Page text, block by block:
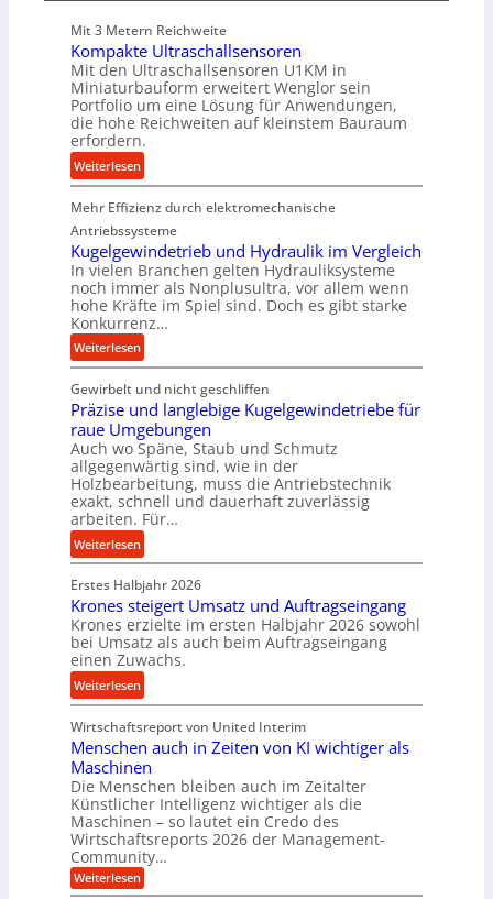
P
r
o
d
u
k
t
i
o
i
n
d
e
n
M
i
t
t
e
l
s
a
n
d
Mit 3 Metern Reichweite
Kompakte Ultraschallsensoren
Mit den Ultraschallsensoren U1KM in
Miniaturbauform erweitert Wenglor sein
Portfolio um eine Lösung für Anwendungen,
die hohe Reichweiten auf kleinstem Bauraum
erfordern.
Weiterlesen:
K
o
m
p
a
k
t
e
U
l
t
r
a
s
c
h
a
l
s
e
n
s
o
r
e
n
Mehr Effizienz durch elektromechanische
Antriebssysteme
Kugelgewindetrieb und Hydraulik im Vergleich
In vielen Branchen gelten Hydrauliksysteme
noch immer als Nonplusultra, vor allem wenn
hohe Kräfte im Spiel sind. Doch es gibt starke
Konkurrenz…
Weiterlesen:
K
u
g
e
l
g
e
w
i
n
d
e
t
r
i
b
u
n
d
H
y
d
r
a
u
Gewirbelt und nicht geschliffen
Präzise und langlebige Kugelgewindetriebe für
raue Umgebungen
Auch wo Späne, Staub und Schmutz
allgegenwärtig sind, wie in der
Holzbearbeitung, muss die Antriebstechnik
exakt, schnell und dauerhaft zuverlässig
arbeiten. Für…
Weiterlesen:
P
r
ä
z
i
s
e
u
n
d
l
a
n
g
l
e
Erstes Halbjahr 2026
Krones steigert Umsatz und Auftragseingang
Krones erzielte im ersten Halbjahr 2026 sowohl
bei Umsatz als auch beim Auftragseingang
einen Zuwachs.
Weiterlesen:
K
r
o
n
e
s
s
t
e
i
Wirtschaftsreport von United Interim
Menschen auch in Zeiten von KI wichtiger als
Maschinen
Die Menschen bleiben auch im Zeitalter
Künstlicher Intelligenz wichtiger als die
Maschinen – so lautet ein Credo des
Wirtschaftsreports 2026 der Management-
Community…
Weiterlesen:
M